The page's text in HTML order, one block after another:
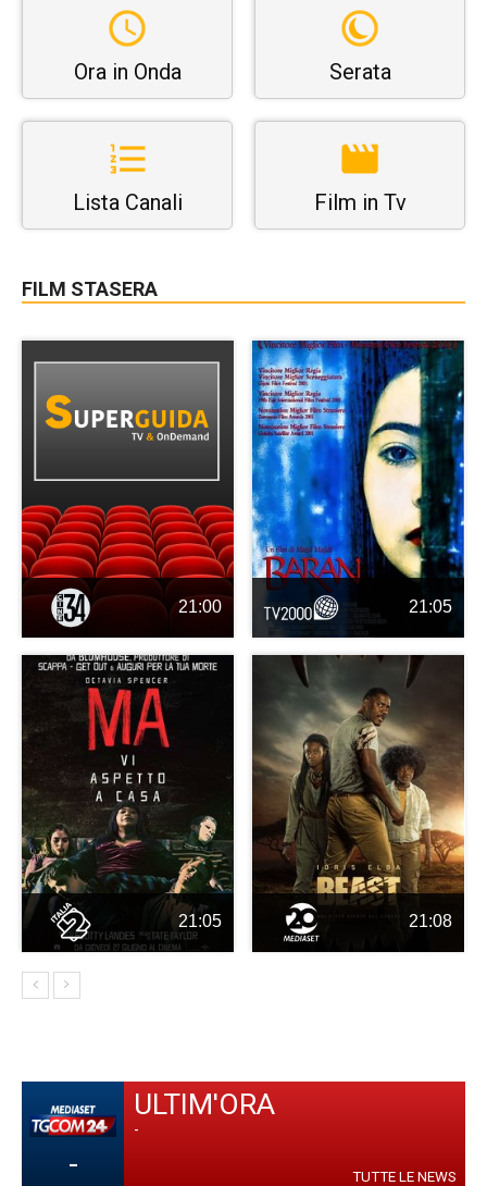
Ora in Onda Serata
Lista Canali Film in Tv
FILM STASERA
21:00 21:05
21:05 21:08
-
ULTIM'ORA
-
TUTTE LE NEWS